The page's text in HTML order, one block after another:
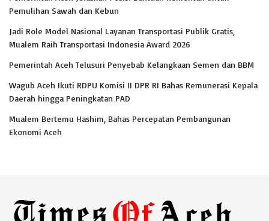
Pemulihan Sawah dan Kebun
Jadi Role Model Nasional Layanan Transportasi Publik Gratis,
Mualem Raih Transportasi Indonesia Award 2026
Pemerintah Aceh Telusuri Penyebab Kelangkaan Semen dan BBM
Wagub Aceh Ikuti RDPU Komisi II DPR RI Bahas Remunerasi Kepala
Daerah hingga Peningkatan PAD
Mualem Bertemu Hashim, Bahas Percepatan Pembangunan
Ekonomi Aceh